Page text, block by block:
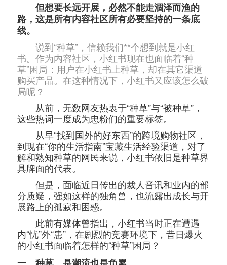
但想要长远开展，必然不能走涸泽而渔的
路，这是所有内容社区所有必要坚持的一条底
线。
说到“种草”，信赖我们**个想到就是小红
书。作为内容社区，小红书现在也面临着“种
草”困局：用户在小红书上种草，却在其它渠道
购买产品。在这种情况下，小红书又应该怎么破
局呢？
从前，无数网友热衷于“种草”与“被种草”，
这些热词一度成为忠粉们的重要标签。
从早“找到国外的好东西”的跨境购物社区，
到现在“你的生活指南”宝藏生活经验渠道，对了
解和熟知种草的网民来说，小红书依旧是种草界
具牌面的代表。
但是，面临近日传出的裁人音讯和业内的部
分质疑，强如这样的独角兽，也流露出成长与开
展路上的孤寂和困惑。
此前有媒体曾指出，小红书当时正在遭遇
内“忧”外“患”，在剧烈的竞赛环境下，昔日爆火
的小红书面临着怎样的“种草”困局？